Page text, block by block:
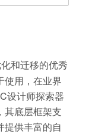
和迁移的优秀
使用，在业界
设计师探索器
其底层框架支
提供丰富的自